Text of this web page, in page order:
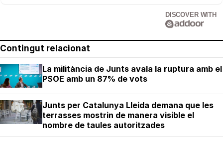
DISCOVER WITH
Contingut relacionat
La militància de Junts avala la ruptura amb el
PSOE amb un 87% de vots
Junts per Catalunya Lleida demana que les
terrasses mostrin de manera visible el
nombre de taules autoritzades